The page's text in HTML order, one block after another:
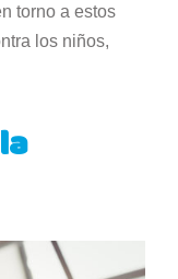
torno a estos
los niños,